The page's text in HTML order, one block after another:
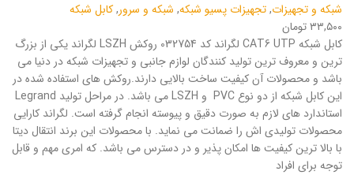
شبکه و تجهیزات,تجهیزات پسیو شبکه, شبکه و سرور,کابل شبکه
۳۳,۵۰۰ تومان
کابل شبکه CAT6 UTP لگراند کد 032754 روکش LSZH لگراند یکی از بزرگ
ترین و معروف ترین تولید کنندگان لوازم جانبی و تجهیزات شبکه در دنیا می
باشد و محصولات آن کیفیت ساخت بالایی دارند.روکش های استفاده شده در
این کابل شبکه از دو نوع PVC و LSZH می باشد. در مراحل تولید Legrand
استاندارد های لازم به صورت دقیق و پیوسته انجام گرفته است. لگراند کارایی
محصولات تولیدی اش را ضمانت می نماید. با محصولات این برند انتقال دیتا
با بالا ترین کیفیت ها امکان پذیر و در دسترس می باشد. که امری مهم و قابل
توجه برای افراد